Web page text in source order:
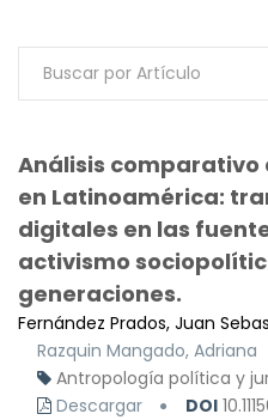
Análisis
en Latinoamérica:
digitales en las
activismo
generaciones.
Fernández Prados, Juan
Razquin Mangado, Adriana
Antropología política y
Descargar
DOI